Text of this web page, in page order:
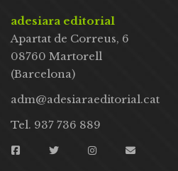
adesiara editorial
Apartat de Correus, 6
08760 Martorell
(Barcelona)
adm@adesiaraeditorial.cat
Tel. 937 736 889